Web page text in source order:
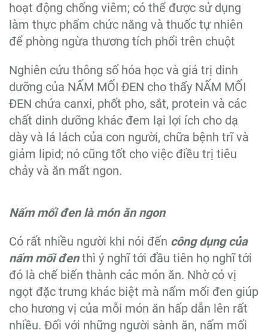
hoạt động chống viêm; có thể được sử dụng
làm thực phẩm chức năng và thuốc tự nhiên
để phòng ngừa thương tích phổi trên chuột
Nghiên cứu thông số hóa học và giá trị dinh
dưỡng của NẤM MỐI ĐEN cho thấy NẤM MỐI
ĐEN chứa canxi, phốt pho, sắt, protein và các
chất dinh dưỡng khác đem lại lợi ích cho dạ
dày và lá lách của con người, chữa bệnh trĩ và
giảm lipid; nó cũng tốt cho việc điều trị tiêu
chảy và ăn mất ngon.
Nấm mối đen là món ăn ngon
Có rất nhiều người khi nói đến công dụng của
nấm mối đenthì ý nghĩ tới đầu tiên họ nghĩ tới
đó là chế biến thành các món ăn. Nhờ có vị
ngọt đặc trưng khác biệt mà nấm mối đen giúp
cho hương vị của mỗi món ăn hấp dẫn lên rất
nhiều. Đối với những người sành ăn, nấm mối